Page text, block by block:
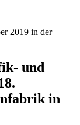
2019 in der
und
in